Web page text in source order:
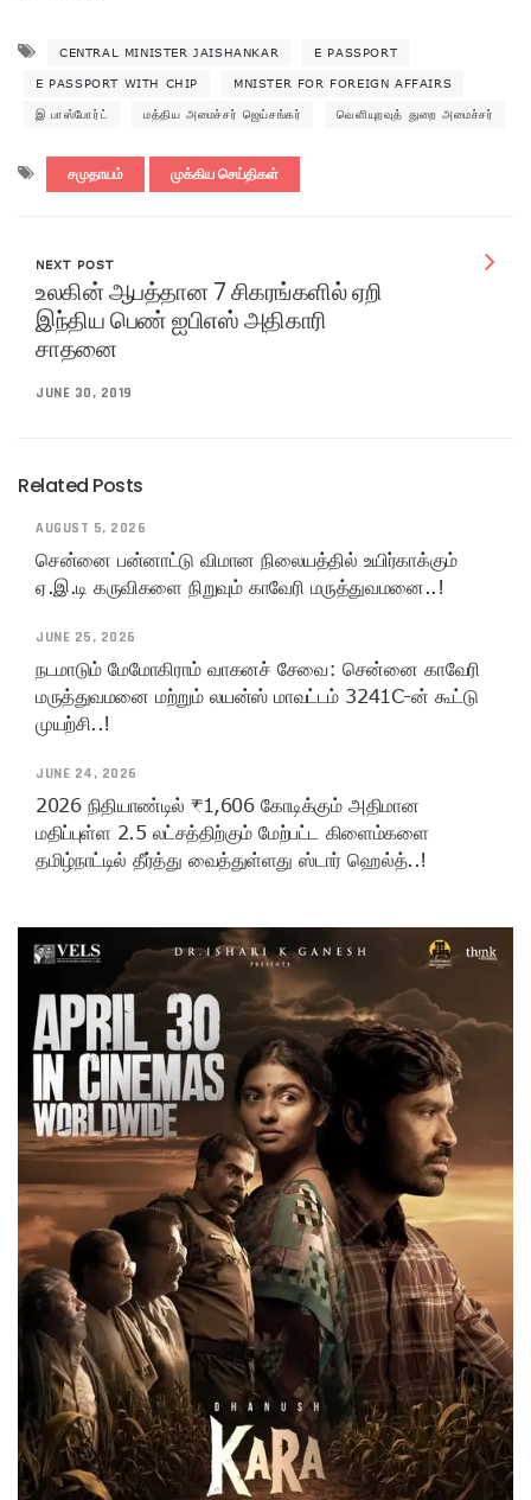
CENTRAL MINISTER JAISHANKAR E PASSPORT
E PASSPORT WITH CHIP MNISTER FOR FOREIGN AFFAIRS
இ பாஸ்போர்ட் மத்திய அமைச்சர் ஜெய்சங்கர் வெளியுறவுத் துறை அமைச்சர்
சமுதாயம் முக்கிய செய்திகள்
NEXT POST
உலகின் ஆபத்தான 7 சிகரங்களில் ஏறி
இந்திய பெண் ஐபிஎஸ் அதிகாரி
சாதனை
JUNE 30, 2019
Related Posts
AUGUST 5, 2026
சென்னை பன்னாட்டு விமான நிலையத்தில் உயிர்காக்கும்
ஏ.இ.டி கருவிகளை நிறுவும் காவேரி மருத்துவமனை..!
JUNE 25, 2026
நடமாடும் மேமோகிராம் வாகனச் சேவை: சென்னை காவேரி
மருத்துவமனை மற்றும் லயன்ஸ் மாவட்டம் 3241C-ன் கூட்டு
முயற்சி..!
JUNE 24, 2026
2026 நிதியாண்டில் ₹1,606 கோடிக்கும் அதிமான
மதிப்புள்ள 2.5 லட்சத்திற்கும் மேற்பட்ட கிளைம்களை
தமிழ்நாட்டில் தீர்த்து வைத்துள்ளது ஸ்டார் ஹெல்த்..!